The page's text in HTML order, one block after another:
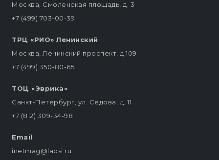
Москва, Смоленская площадь, д. 3
+7 (499) 703-00-39
ТРЦ «РИО» Ленинский
Москва, Ленинский проспект, д.109
+7 (499) 350-80-65
ТОЦ «Эврика»
Санкт-Петербург, ул. Седова, д. 11
+7 (812) 309-34-98
Email
inetmag@lapsi.ru